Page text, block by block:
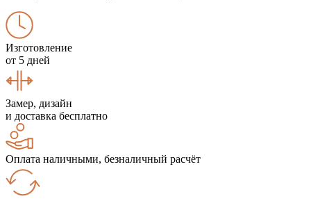
Изготовление
от 5 дней
Замер, дизайн
и доставка бесплатно
Оплата наличными, безналичный расчёт